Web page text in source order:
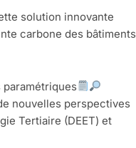
solution innovante
carbone des bâtiments
paramétriques
nouvelles perspectives
Tertiaire (DEET) et